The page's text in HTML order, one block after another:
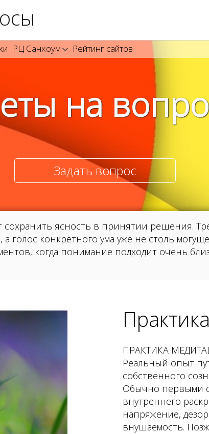
РЦ Санхоум Рейтинг сайтов
на
Задать вопрос
сохранить ясность в принятии решения.
голос конкретного ума уже не столь
когда понимание подходит очень
ПРАКТИКА
Реальный опыт
собственного
Обычно первыми
внутреннего
напряжение,
внушаемость.